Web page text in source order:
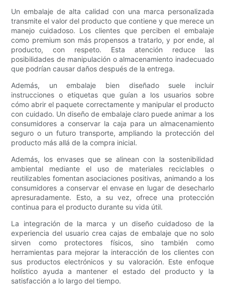
Un embalaje de alta calidad con una marca personalizada
transmite el valor del producto que contiene y que merece un
manejo cuidadoso. Los clientes que perciben el embalaje
como premium son más propensos a tratarlo, y por ende, al
producto, con respeto. Esta atención reduce las
posibilidades de manipulación o almacenamiento inadecuado
que podrían causar daños después de la entrega.
Además, un embalaje bien diseñado suele incluir
instrucciones o etiquetas que guían a los usuarios sobre
cómo abrir el paquete correctamente y manipular el producto
con cuidado. Un diseño de embalaje claro puede animar a los
consumidores a conservar la caja para un almacenamiento
seguro o un futuro transporte, ampliando la protección del
producto más allá de la compra inicial.
Además, los envases que se alinean con la sostenibilidad
ambiental mediante el uso de materiales reciclables o
reutilizables fomentan asociaciones positivas, animando a los
consumidores a conservar el envase en lugar de desecharlo
apresuradamente. Esto, a su vez, ofrece una protección
continua para el producto durante su vida útil.
La integración de la marca y un diseño cuidadoso de la
experiencia del usuario crea cajas de embalaje que no solo
sirven como protectores físicos, sino también como
herramientas para mejorar la interacción de los clientes con
sus productos electrónicos y su valoración. Este enfoque
holístico ayuda a mantener el estado del producto y la
satisfacción a lo largo del tiempo.